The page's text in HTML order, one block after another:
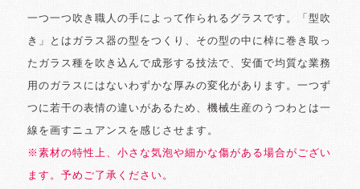
一つ一つ吹き職人の手によって作られるグラスです。「型吹
き」とはガラス器の型をつくり、その型の中に棹に巻き取っ
たガラス種を吹き込んで成形する技法で、安価で均質な業務
用のガラスにはないわずかな厚みの変化があります。一つず
つに若干の表情の違いがあるため、機械生産のうつわとは一
線を画すニュアンスを感じさせます。
※素材の特性上、小さな気泡や細かな傷がある場合がござい
ます。予めご了承ください。